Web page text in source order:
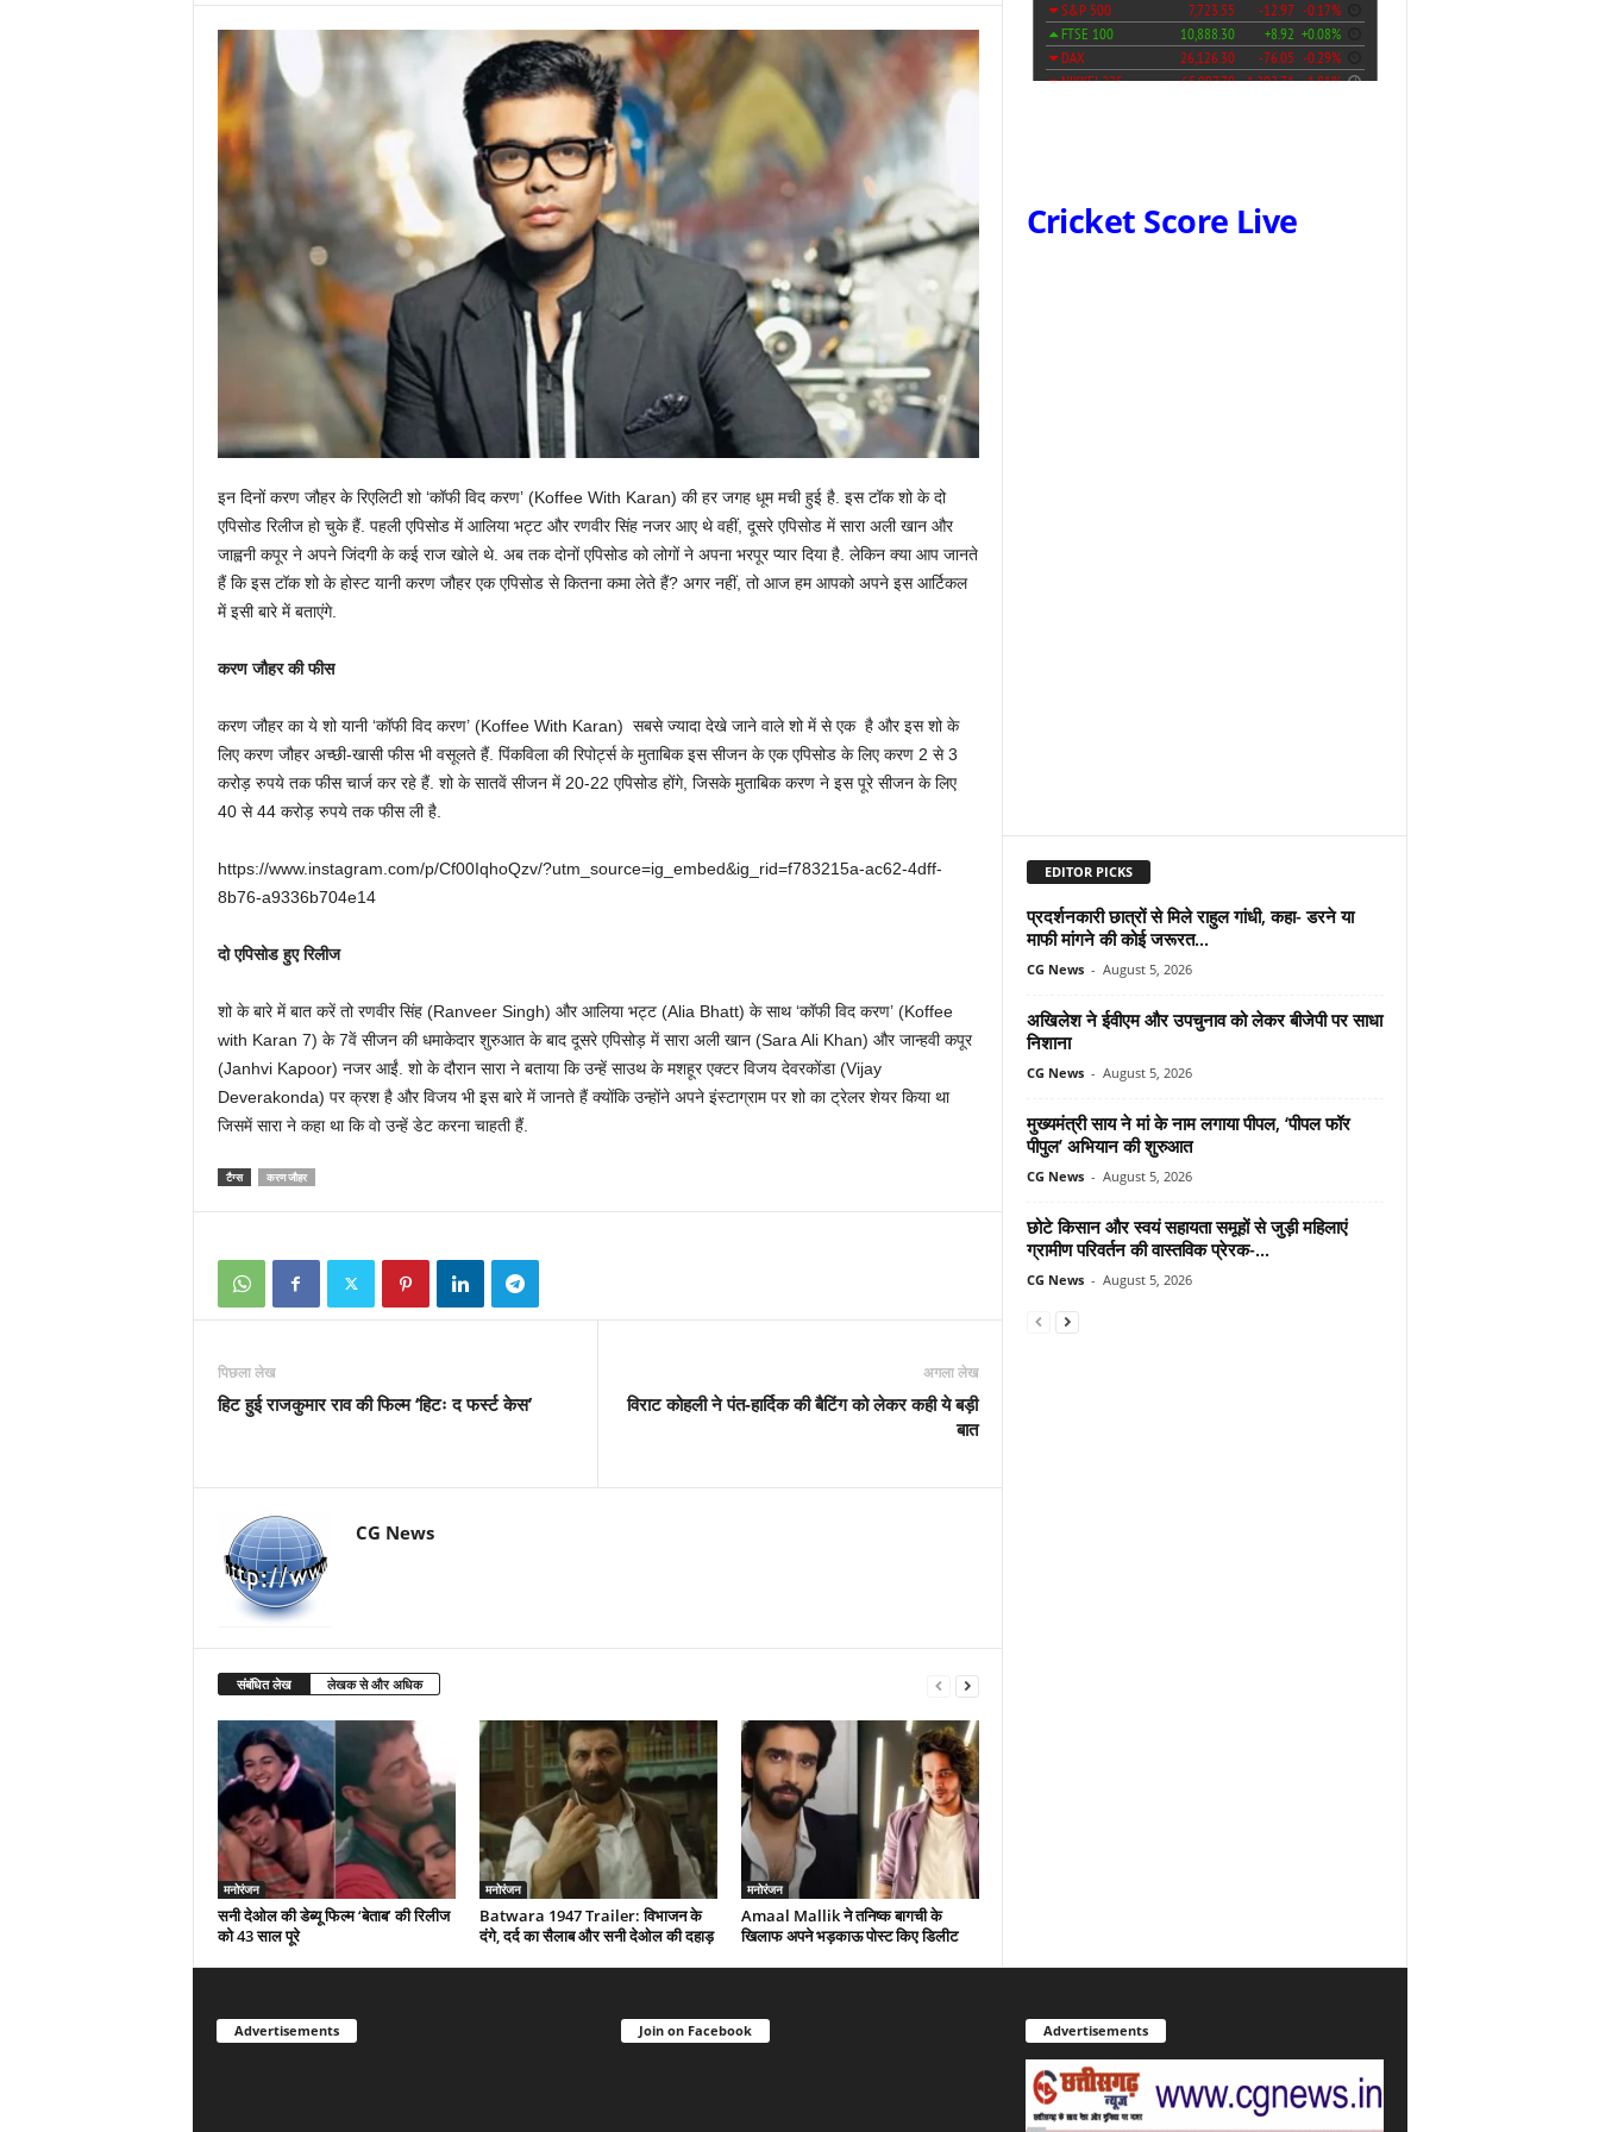
इन दिनों करण जौहर के रिएलिटी शो ‘कॉफी विद करण’ (Koffee With Karan) की हर जगह धूम मची हुई है. इस टॉक शो के दो
एपिसोड रिलीज हो चुके हैं. पहली एपिसोड में आलिया भट्ट और रणवीर सिंह नजर आए थे वहीं, दूसरे एपिसोड में सारा अली खान और
जाह्वनी कपूर ने अपने जिंदगी के कई राज खोले थे. अब तक दोनों एपिसोड को लोगों ने अपना भरपूर प्यार दिया है. लेकिन क्या आप जानते
हैं कि इस टॉक शो के होस्ट यानी करण जौहर एक एपिसोड से कितना कमा लेते हैं? अगर नहीं, तो आज हम आपको अपने इस आर्टिकल
में इसी बारे में बताएंगे.
करण जौहर की फीस
करण जौहर का ये शो यानी ‘कॉफी विद करण’ (Koffee With Karan) सबसे ज्यादा देखे जाने वाले शो में से एक है और इस शो के
लिए करण जौहर अच्छी-खासी फीस भी वसूलते हैं. पिंकविला की रिपोर्ट्स के मुताबिक इस सीजन के एक एपिसोड के लिए करण 2 से 3
करोड़ रुपये तक फीस चार्ज कर रहे हैं. शो के सातवें सीजन में 20-22 एपिसोड होंगे, जिसके मुताबिक करण ने इस पूरे सीजन के लिए
40 से 44 करोड़ रुपये तक फीस ली है.
https://www.instagram.com/p/Cf00IqhoQzv/?utm_source=ig_embed&ig_rid=f783215a-ac62-4dff-
8b76-a9336b704e14
दो एपिसोड हुए रिलीज
शो के बारे में बात करें तो रणवीर सिंह (Ranveer Singh) और आलिया भट्ट (Alia Bhatt) के साथ ‘कॉफी विद करण’ (Koffee
with Karan 7) के 7वें सीजन की धमाकेदार शुरुआत के बाद दूसरे एपिसोड़ में सारा अली खान (Sara Ali Khan) और जान्हवी कपूर
(Janhvi Kapoor) नजर आईं. शो के दौरान सारा ने बताया कि उन्हें साउथ के मशहूर एक्टर विजय देवरकोंडा (Vijay
Deverakonda) पर क्रश है और विजय भी इस बारे में जानते हैं क्योंकि उन्होंने अपने इंस्टाग्राम पर शो का ट्रेलर शेयर किया था
जिसमें सारा ने कहा था कि वो उन्हें डेट करना चाहती हैं.
टैग्स करण जौहर
पिछला लेख
हिट हुई राजकुमार राव की फिल्म ‘हिटः द फर्स्ट केस’
अगला लेख
विराट कोहली ने पंत-हार्दिक की बैटिंग को लेकर कही ये बड़ी
बात
CG News
संबंधित लेख लेखक से और अधिक
मनोरंजन
सनी देओल की डेब्यू फिल्म ‘बेताब’ की रिलीज
को 43 साल पूरे
मनोरंजन
Batwara 1947 Trailer: विभाजन के
दंगे, दर्द का सैलाब और सनी देओल की दहाड़
मनोरंजन
Amaal Mallik ने तनिष्क बागची के
खिलाफ अपने भड़काऊ पोस्ट किए डिलीट
Cricket Score Live
EDITOR PICKS
प्रदर्शनकारी छात्रों से मिले राहुल गांधी, कहा- डरने या
माफी मांगने की कोई जरूरत...
CG News - August 5, 2026
अखिलेश ने ईवीएम और उपचुनाव को लेकर बीजेपी पर साधा
निशाना
CG News - August 5, 2026
मुख्यमंत्री साय ने मां के नाम लगाया पीपल, ‘पीपल फॉर
पीपुल’ अभियान की शुरुआत
CG News - August 5, 2026
छोटे किसान और स्वयं सहायता समूहों से जुड़ी महिलाएं
ग्रामीण परिवर्तन की वास्तविक प्रेरक-...
CG News - August 5, 2026
Advertisements Join on Facebook Advertisements